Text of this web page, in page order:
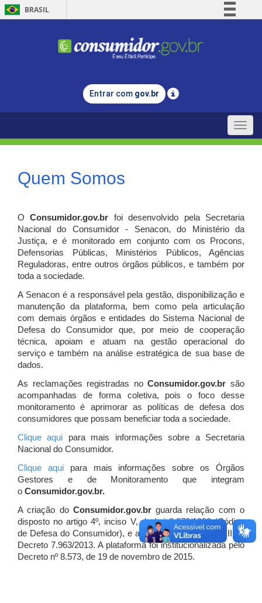
BRASIL
Comunica BR
Legislação
Entrar com gov.br
Toggle
Quem Somos
OConsumidor.gov.br
foi desenvolvido pela Secretaria
Nacional do Consumidor - Senacon, do Ministério da
Justiça, e é monitorado em conjunto com os Procons,
Defensorias Públicas, Ministérios Públicos, Agências
Reguladoras, entre outros órgãos públicos, e também por
toda a sociedade.
A Senacon é a responsável pela gestão, disponibilização e
manutenção da plataforma, bem como pela articulação
com demais órgãos e entidades do Sistema Nacional de
Defesa do Consumidor que, por meio de cooperação
técnica, apoiam e atuam na gestão operacional do
serviço e também na análise estratégica de sua base de
dados.
As reclamações registradas noConsumidor.gov.br são
acompanhadas de forma coletiva, pois o foco desse
monitoramento é aprimorar as políticas de defesa dos
consumidores que possam beneficiar toda a sociedade.
Clique aqui para mais informações sobre a Secretaria
Nacional do Consumidor.
Clique aquipara mais informações sobre os Órgãos
Gestores e de Monitoramento que integram
o Consumidor.gov.br.
A criação do Consumidor.gov.brguarda relação com o
disposto no artigo 4º, inciso V, da Lei 8.078/1990 (Código
de Defesa do Consumidor), e artigo 7º, incisos I, II e III do
Decreto 7.963/2013. A plataforma foi institucionalizada pelo
Decreto nº 8.573, de 19 de novembro de 2015.